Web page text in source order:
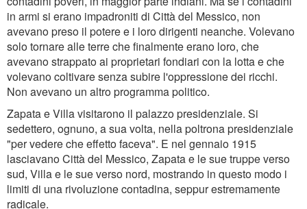
in armi si erano impadroniti di Città del Messico, non
avevano preso il potere e i loro dirigenti neanche. Volevano
solo tornare alle terre che finalmente erano loro, che
avevano strappato ai proprietari fondiari con la lotta e che
volevano coltivare senza subire l'oppressione dei ricchi.
Non avevano un altro programma politico.
Zapata e Villa visitarono il palazzo presidenziale. Si
sedettero, ognuno, a sua volta, nella poltrona presidenziale
"per vedere che effetto faceva". E nel gennaio 1915
lasciavano Città del Messico, Zapata e le sue truppe verso
sud, Villa e le sue verso nord, mostrando in questo modo i
limiti di una rivoluzione contadina, seppur estremamente
radicale.